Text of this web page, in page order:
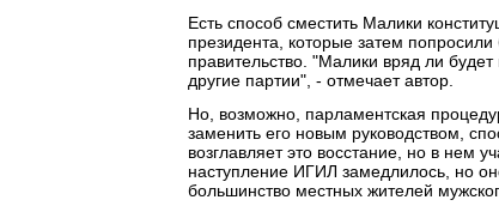
Есть способ сместить Малики
президента, которые затем
правительство. "Малики вряд ли
другие партии", - отмечает автор.
Но, возможно, парламентская
заменить его новым руководством,
возглавляет это восстание, но в нем
наступление ИГИЛ замедлилось, но
большинство местных жителей